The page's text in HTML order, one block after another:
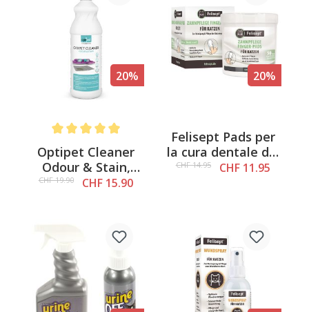
20%
Average rating of 5 out of 5 stars
Optipet Cleaner
Odour & Stain,
1000ml
CHF 19.90 CHF 15.90
20%
Felisept Pads per
la cura dentale dei
gatti, 50 pezzi.
CHF 14.95 CHF 11.95